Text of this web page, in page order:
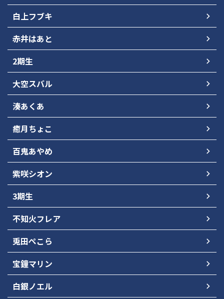
白上フブキ
赤井はあと
2期生
大空スバル
湊あくあ
癒月ちょこ
百鬼あやめ
紫咲シオン
3期生
不知火フレア
兎田ぺこら
宝鐘マリン
白銀ノエル